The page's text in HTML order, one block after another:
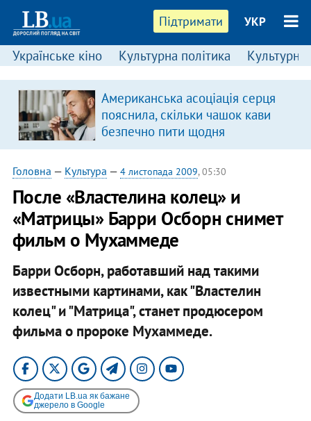
Підтримати УКР
Українське кіно Культурна політика Культурні
Американська асоціація серця
пояснила, скільки чашок кави
безпечно пити щодня
Головна — Культура — 4 листопада 2009, 05:30
После «Властелина колец» и
«Матрицы» Барри Осборн снимет
фильм о Мухаммеде
Барри Осборн, работавший над такими
известными картинами, как "Властелин
колец" и "Матрица", станет продюсером
фильма о пророке Мухаммеде.
Додати LB.ua як бажане
джерело в Google